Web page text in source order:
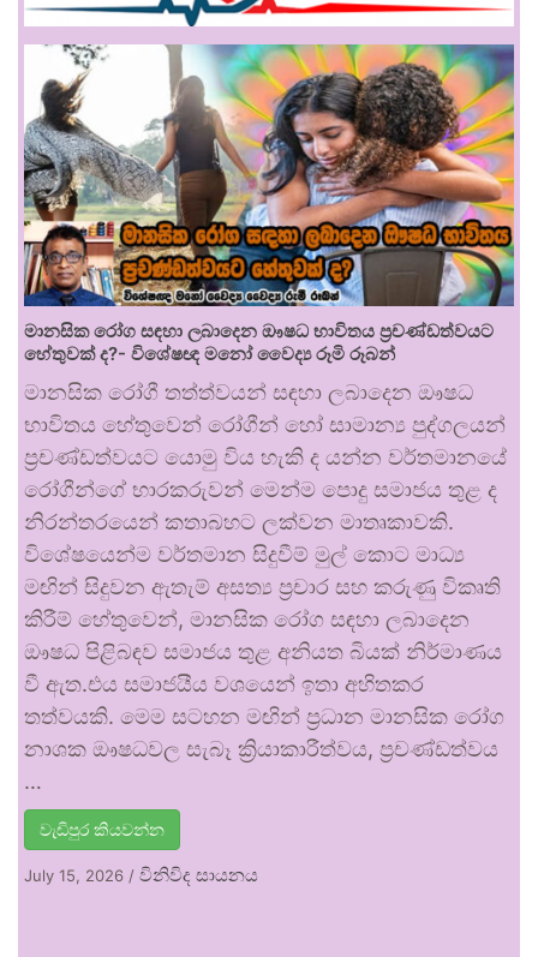
මානසික රෝග සඳහා ලබාදෙන ඖෂධ භාවිතය ප්‍රචණ්ඩත්වයට
හේතුවක් ද?- විශේෂඥ මනෝ වෛද්‍ය රූමි රූබන්
මානසික රෝගී තත්ත්වයන් සඳහා ලබාදෙන ඖෂධ
භාවිතය හේතුවෙන් රෝගීන් හෝ සාමාන්‍ය පුද්ගලයන්
ප්‍රචණ්ඩත්වයට යොමු විය හැකි ද යන්න වර්තමානයේ
රෝගීන්ගේ භාරකරුවන් මෙන්ම පොදු සමාජය තුළ ද
නිරන්තරයෙන් කතාබහට ලක්වන මාතෘකාවකි.
විශේෂයෙන්ම වර්තමාන සිදුවීම් මුල් කොට මාධ්‍ය
මඟින් සිදුවන ඇතැම් අසත්‍ය ප්‍රචාර සහ කරුණු විකෘති
කිරීම් හේතුවෙන්, මානසික රෝග සඳහා ලබාදෙන
ඖෂධ පිළිබඳව සමාජය තුළ අනියත බියක් නිර්මාණය
වී ඇත.එය සමාජයීය වශයෙන් ඉතා අහිතකර
තත්වයකි. මෙම සටහන මඟින් ප්‍රධාන මානසික රෝග
නාශක ඖෂධවල සැබෑ ක්‍රියාකාරීත්වය, ප්‍රචණ්ඩත්වය
…
වැඩිපුර කියවන්න
July 15, 2026 / විනිවිද සායනය